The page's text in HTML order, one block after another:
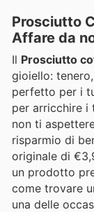
Prosciutto
Affare da
Il Prosciutto
gioiello:
perfetto per i
per arricchire i
non ti
risparmio di
originale di
un prodotto
come trovare
una delle